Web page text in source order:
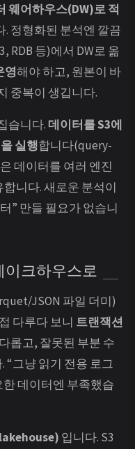
웨어하우스(DW)로 적
정형화된 분석엔 깔끔
RDB 등)에서 DW로 옮
영해야 하고, 원본이 바
중복이 생깁니다.
습니다. 데이터를 S3에
실행합니다(query-
데이터를 여러 엔진
합니다. 새로운 분석이
” 만들 필요가 없습니
이크하우스로
JSON 파일 더미)
다루다 보니 트랜잭션
롭고, 잘못된 부분 수
그냥 읽기 전용 로그
데이터엔 부족했습
입니다. S3